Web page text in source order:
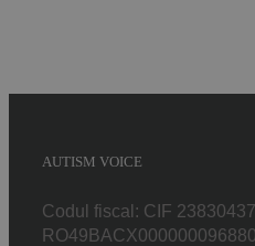
AUTISM VOICE
Codul fiscal: CIF